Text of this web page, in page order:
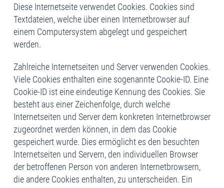
Diese Internetseite verwendet Cookies. Cookies sind
Textdateien, welche über einen Internetbrowser auf
einem Computersystem abgelegt und gespeichert
werden.
Zahlreiche Internetseiten und Server verwenden Cookies.
Viele Cookies enthalten eine sogenannte Cookie-ID. Eine
Cookie-ID ist eine eindeutige Kennung des Cookies. Sie
besteht aus einer Zeichenfolge, durch welche
Internetseiten und Server dem konkreten Internetbrowser
zugeordnet werden können, in dem das Cookie
gespeichert wurde. Dies ermöglicht es den besuchten
Internetseiten und Servern, den individuellen Browser
der betroffenen Person von anderen Internetbrowsern,
die andere Cookies enthalten, zu unterscheiden. Ein